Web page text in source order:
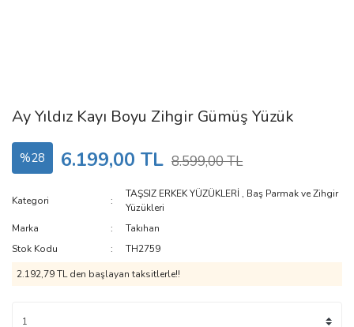
Ay Yıldız Kayı Boyu Zihgir Gümüş Yüzük
%28 6.199,00 TL 8.599,00 TL
Kategori
TAŞSIZ ERKEK YÜZÜKLERİ , Baş Parmak ve Zihgir
Yüzükleri
Marka
Takıhan
Stok Kodu
TH2759
2.192,79 TL den başlayan taksitlerle!!